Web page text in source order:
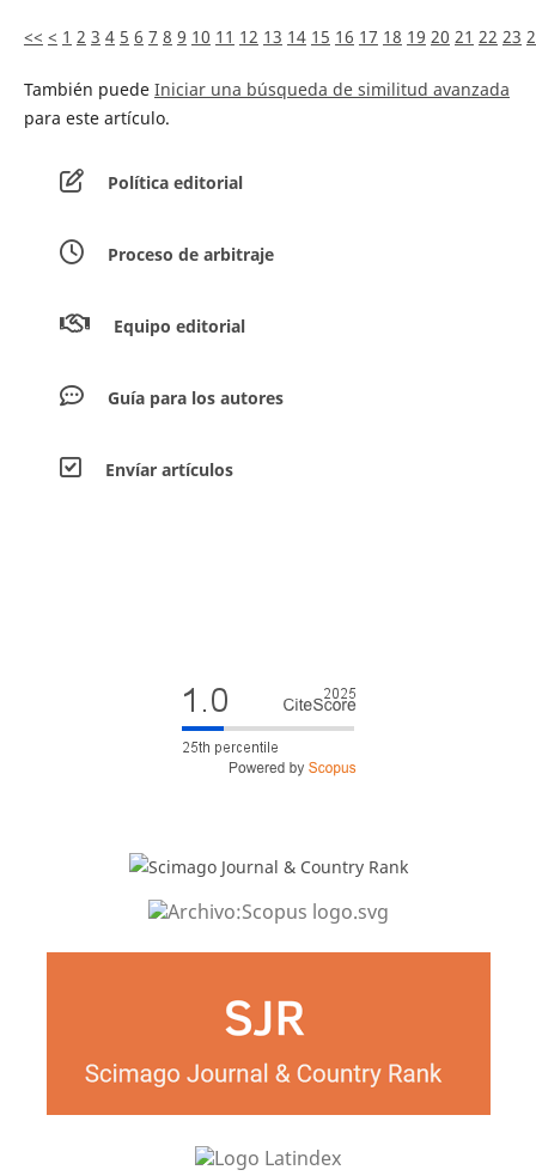
<< < 1 2 3 4 5 6 7 8 9 10 11 12 13 14 15 16 17 18 19 20 21 22 23
También puede Iniciar una búsqueda de similitud avanzada
para este artículo.
Política editorial
Proceso de arbitraje
Equipo editorial
Guía para los autores
Envíar artículos